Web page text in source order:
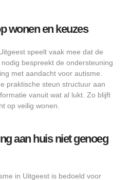
wonen en keuzes
speelt vaak mee dat de
bespreekt de ondersteuning
met aandacht voor autisme.
praktische steun structuur aan
vanuit wat al lukt. Zo blijft
op veilig wonen.
aan huis niet genoeg
in Uitgeest is bedoeld voor